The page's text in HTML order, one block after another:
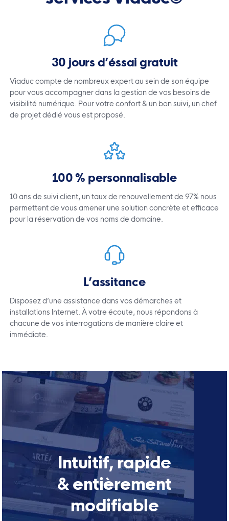
30 jours d’éssai gratuit
Viaduc compte de nombreux expert au sein de son équipe
pour vous accompagner dans la gestion de vos besoins de
visibilité numérique. Pour votre confort & un bon suivi, un chef
de projet dédié vous est proposé.
100 % personnalisable
10 ans de suivi client, un taux de renouvellement de 97% nous
permettent de vous amener une solution concrète et efficace
pour la réservation de vos noms de domaine.
L’assitance
Disposez d’une assistance dans vos démarches et
installations Internet. À votre écoute, nous répondons à
chacune de vos interrogations de manière claire et
immédiate.
Intuitif, rapide
& entièrement
modifiable